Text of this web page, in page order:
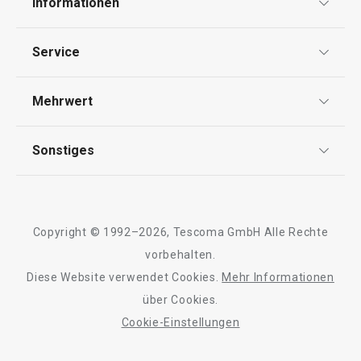
Neuheiten
Set für halbgetauchte Kekse
DELÍCIA
Servierbrett mit
ø 34 cm
Impressum
Service
Kontaktformular
Mehrwert
Qualität
Sonstiges
Barrierefreiheit
Copyright © 1992–2026, Tescoma GmbH Alle Rechte
vorbehalten.
Diese Website verwendet Cookies.
Mehr Informationen
über Cookies.
Cookie-Einstellungen